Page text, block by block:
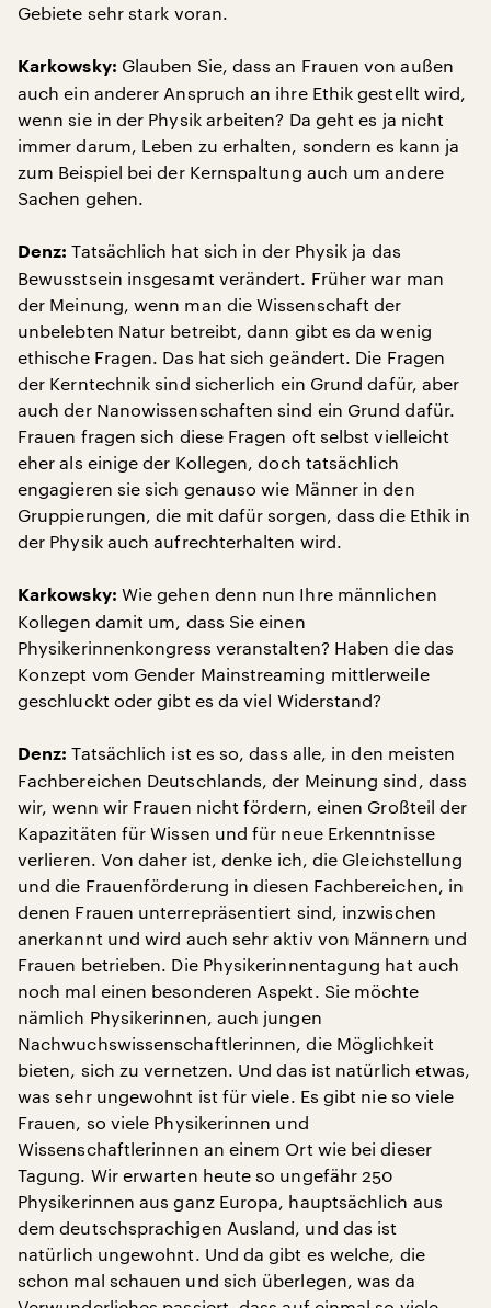
Gebiete sehr stark voran.
Karkowsky: Glauben Sie, dass an Frauen von außen
auch ein anderer Anspruch an ihre Ethik gestellt wird,
wenn sie in der Physik arbeiten? Da geht es ja nicht
immer darum, Leben zu erhalten, sondern es kann ja
zum Beispiel bei der Kernspaltung auch um andere
Sachen gehen.
Denz: Tatsächlich hat sich in der Physik ja das
Bewusstsein insgesamt verändert. Früher war man
der Meinung, wenn man die Wissenschaft der
unbelebten Natur betreibt, dann gibt es da wenig
ethische Fragen. Das hat sich geändert. Die Fragen
der Kerntechnik sind sicherlich ein Grund dafür, aber
auch der Nanowissenschaften sind ein Grund dafür.
Frauen fragen sich diese Fragen oft selbst vielleicht
eher als einige der Kollegen, doch tatsächlich
engagieren sie sich genauso wie Männer in den
Gruppierungen, die mit dafür sorgen, dass die Ethik in
der Physik auch aufrechterhalten wird.
Karkowsky: Wie gehen denn nun Ihre männlichen
Kollegen damit um, dass Sie einen
Physikerinnenkongress veranstalten? Haben die das
Konzept vom Gender Mainstreaming mittlerweile
geschluckt oder gibt es da viel Widerstand?
Denz: Tatsächlich ist es so, dass alle, in den meisten
Fachbereichen Deutschlands, der Meinung sind, dass
wir, wenn wir Frauen nicht fördern, einen Großteil der
Kapazitäten für Wissen und für neue Erkenntnisse
verlieren. Von daher ist, denke ich, die Gleichstellung
und die Frauenförderung in diesen Fachbereichen, in
denen Frauen unterrepräsentiert sind, inzwischen
anerkannt und wird auch sehr aktiv von Männern und
Frauen betrieben. Die Physikerinnentagung hat auch
noch mal einen besonderen Aspekt. Sie möchte
nämlich Physikerinnen, auch jungen
Nachwuchswissenschaftlerinnen, die Möglichkeit
bieten, sich zu vernetzen. Und das ist natürlich etwas,
was sehr ungewohnt ist für viele. Es gibt nie so viele
Frauen, so viele Physikerinnen und
Wissenschaftlerinnen an einem Ort wie bei dieser
Tagung. Wir erwarten heute so ungefähr 250
Physikerinnen aus ganz Europa, hauptsächlich aus
dem deutschsprachigen Ausland, und das ist
natürlich ungewohnt. Und da gibt es welche, die
schon mal schauen und sich überlegen, was da